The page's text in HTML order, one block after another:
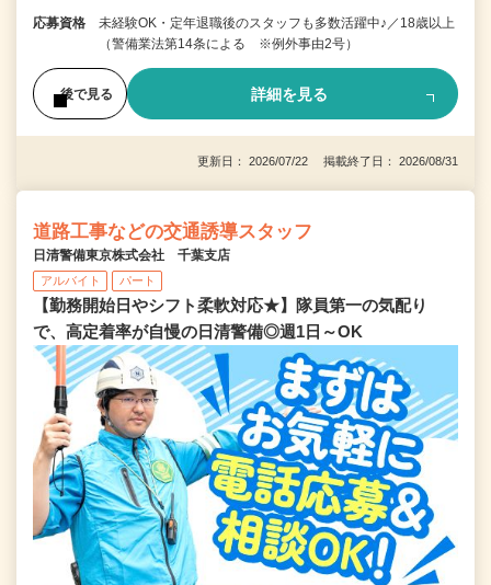
応募資格
未経験OK・定年退職後のスタッフも多数活躍中♪／18歳以上
（警備業法第14条による ※例外事由2号）
後で見る 詳細を見る
更新日： 2026/07/22 掲載終了日： 2026/08/31
道路工事などの交通誘導スタッフ
日清警備東京株式会社 千葉支店
アルバイト パート
【勤務開始日やシフト柔軟対応★】隊員第一の気配り
で、高定着率が自慢の日清警備◎週1日～OK